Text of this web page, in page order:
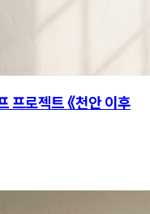
로젝트 《천안 이후